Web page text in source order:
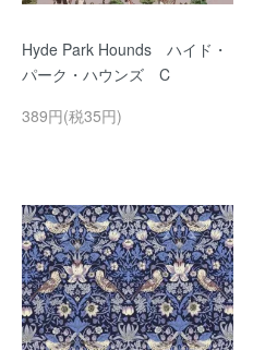
Hyde Park Hounds ハイド・
パーク・ハウンズ C
389円(税35円)